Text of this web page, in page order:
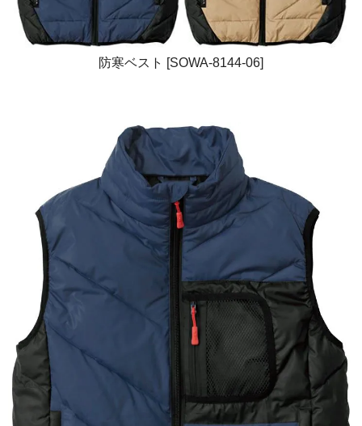
防寒ベスト [SOWA-8144-06]